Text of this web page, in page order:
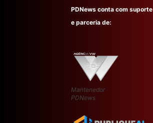
PDNews conta com suporte
e parceria de:
Mantenedor
PDNews